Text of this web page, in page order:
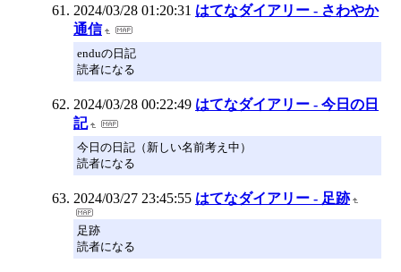
2024/03/28 01:20:31 はてなダイアリー - さわやか
通信
enduの日記
読者になる
2024/03/28 00:22:49 はてなダイアリー - 今日の日
記
今日の日記（新しい名前考え中）
読者になる
2024/03/27 23:45:55 はてなダイアリー - 足跡
足跡
読者になる